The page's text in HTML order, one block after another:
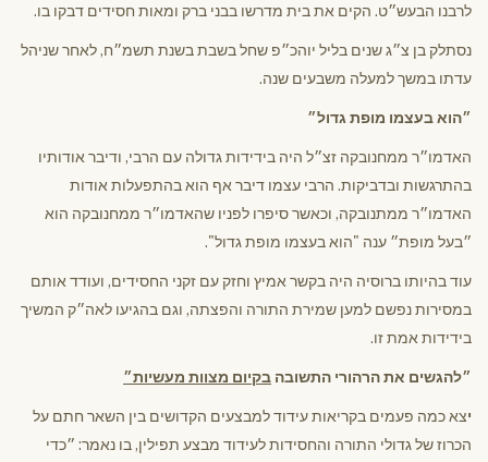
לרבנו הבעש״ט. הקים את בית מדרשו בבני ברק ומאות חסידים דבקו בו.
נסתלק בן צ״ג שנים בליל יוהכ״פ שחל בשבת בשנת תשמ״ח, לאחר שניהל
עדתו במשך למעלה משבעים שנה.
״הוא בעצמו מופת גדול״
האדמו״ר ממחנובקה זצ״ל היה בידידות גדולה עם הרבי, ודיבר אודותיו
בהתרגשות ובדביקות. הרבי עצמו דיבר אף הוא בהתפעלות אודות
האדמו״ר ממתנובקה, וכאשר סיפרו לפניו שהאדמו״ר ממחנובקה הוא
״בעל מופת״ ענה "הוא בעצמו מופת גדול".
עוד בהיותו ברוסיה היה בקשר אמיץ וחזק עם זקני החסידים, ועודד אותם
במסירות נפשם למען שמירת התורה והפצתה, וגם בהגיעו לאה״ק המשיך
בידידות אמת זו.
״להגשים את הרהורי התשובה בקיום מצוות מעשיות״
יצא כמה פעמים בקריאות עידוד למבצעים הקדושים בין השאר חתם על
הכרוז של גדולי התורה והחסידות לעידוד מבצע תפילין, בו נאמר: ״כדי